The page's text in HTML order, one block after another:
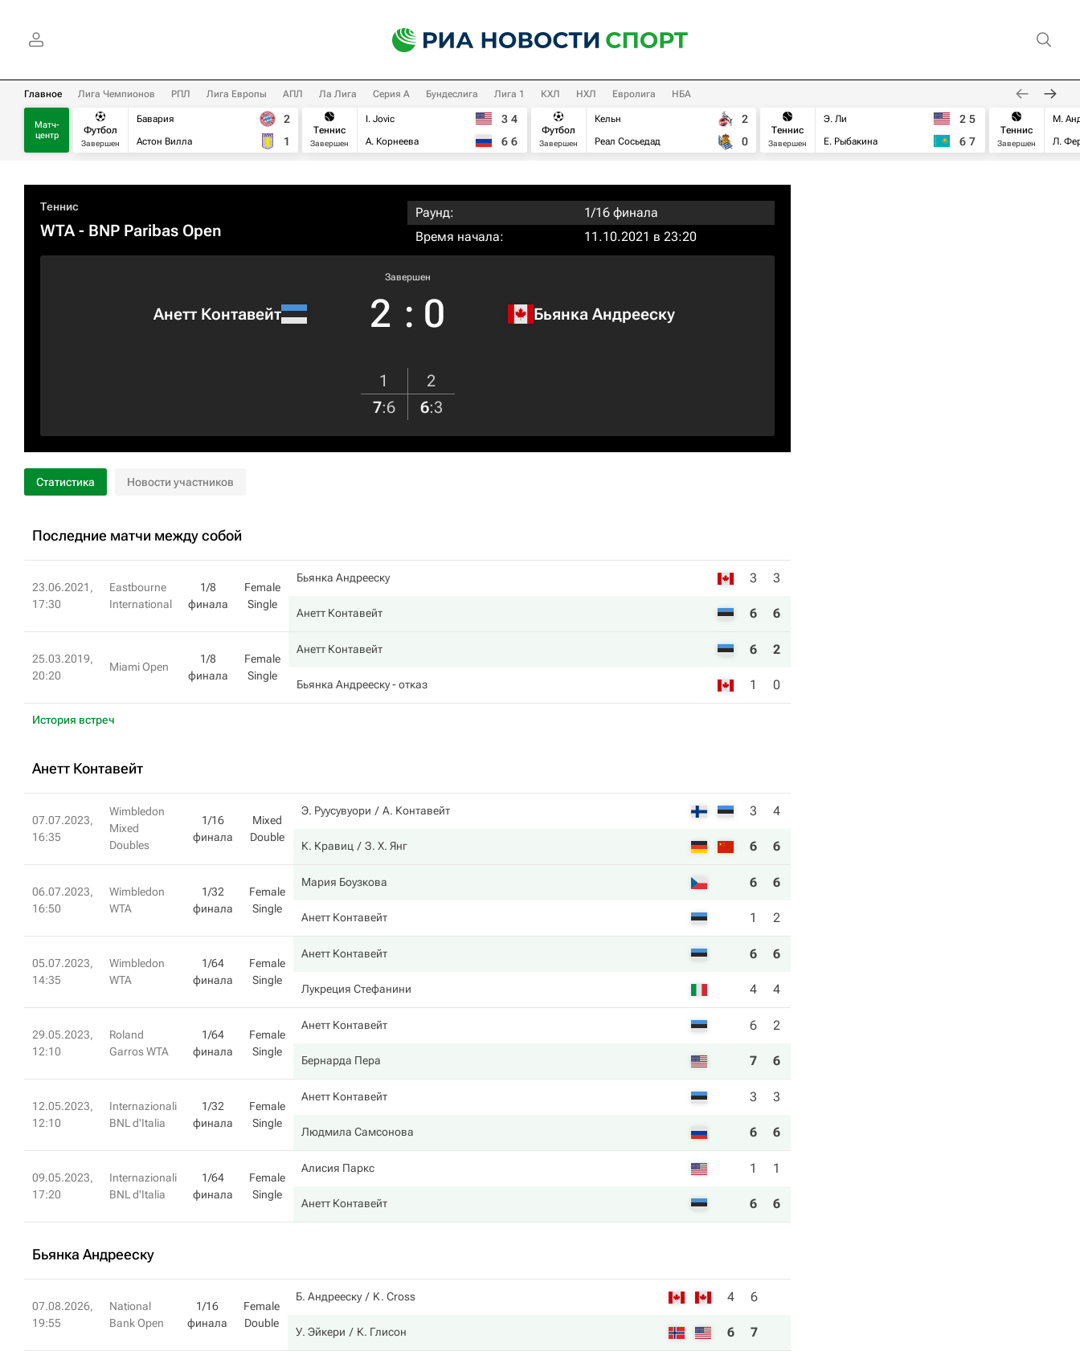
Главное Лига Чемпионов РПЛ Лига Европы АПЛ Ла Лига Серия А Бундеслига Лига 1 КХЛ НХЛ Евролига НБА
Матч-
центр
Футбол
Завершен
Бавария
Астон Вилла
2
1
Теннис
Завершен
I. Jovic
А. Корнеева
3 4
6 6
Футбол
Завершен
Кельн
Реал Сосьедад
2
0
Теннис
Завершен
Э. Ли
Е. Рыбакина
2 5
6 7
Теннис
Завершен
М.
Л.
Теннис
WTA- BNP Paribas Open
Раунд:
1/16 финала
Время начала:
11.10.2021 в 23:20
Анетт Контавейт
Завершен
2 : 0 Бьянка Андрееску
1
2
7:6 6:3
Статистика Новости участников
Последние матчи между собой
23.06.2021,
17:30
Eastbourne
International
1/8
финала
Female
Single
Бьянка Андрееску 3 3
Анетт Контавейт 6 6
25.03.2019,
20:20
Miami Open
1/8
финала
Female
Single
Анетт Контавейт 6 2
Бьянка Андрееску- отказ 1 0
История встреч
Анетт Контавейт
07.07.2023,
16:35
Wimbledon
Mixed
Doubles
1/16
финала
Mixed
Double
Э. Руусувуори А. Контавейт 3 4
К. Кравиц З. Х. Янг 6 6
06.07.2023,
16:50
Wimbledon
WTA
1/32
финала
Female
Single
Мария Боузкова 6 6
Анетт Контавейт 1 2
05.07.2023,
14:35
Wimbledon
WTA
1/64
финала
Female
Single
Анетт Контавейт 6 6
Лукреция Стефанини 4 4
29.05.2023,
12:10
Roland
Garros WTA
1/64
финала
Female
Single
Анетт Контавейт 6 2
Бернарда Пера 7 6
12.05.2023,
12:10
Internazionali
BNL d'Italia
1/32
финала
Female
Single
Анетт Контавейт 3 3
Людмила Самсонова 6 6
09.05.2023,
17:20
Internazionali
BNL d'Italia
1/64
финала
Female
Single
Алисия Паркс 1 1
Анетт Контавейт 6 6
Бьянка Андрееску
07.08.2026,
19:55
National
Bank Open
1/16
финала
Female
Double
Б. Андрееску K. Cross 4 6
У. Эйкери К. Глисон 6 7